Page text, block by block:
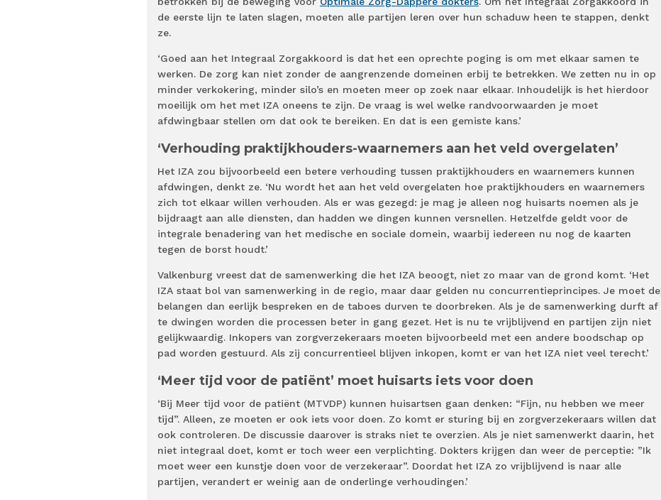
de eerste lijn te laten slagen, moeten alle partijen leren over hun schaduw heen te stappen, denkt
ze.
‘Goed aan het Integraal Zorgakkoord is dat het een oprechte poging is om met elkaar samen te
werken. De zorg kan niet zonder de aangrenzende domeinen erbij te betrekken. We zetten nu in op
minder verkokering, minder silo’s en moeten meer op zoek naar elkaar. Inhoudelijk is het hierdoor
moeilijk om het met IZA oneens te zijn. De vraag is wel welke randvoorwaarden je moet
afdwingbaar stellen om dat ook te bereiken. En dat is een gemiste kans.’
‘Verhouding praktijkhouders-waarnemers aan het veld overgelaten’
Het IZA zou bijvoorbeeld een betere verhouding tussen praktijkhouders en waarnemers kunnen
afdwingen, denkt ze. ‘Nu wordt het aan het veld overgelaten hoe praktijkhouders en waarnemers
zich tot elkaar willen verhouden. Als er was gezegd: je mag je alleen nog huisarts noemen als je
bijdraagt aan alle diensten, dan hadden we dingen kunnen versnellen. Hetzelfde geldt voor de
integrale benadering van het medische en sociale domein, waarbij iedereen nu nog de kaarten
tegen de borst houdt.’
Valkenburg vreest dat de samenwerking die het IZA beoogt, niet zo maar van de grond komt. ‘Het
IZA staat bol van samenwerking in de regio, maar daar gelden nu concurrentieprincipes. Je moet de
belangen dan eerlijk bespreken en de taboes durven te doorbreken. Als je de samenwerking durft af
te dwingen worden die processen beter in gang gezet. Het is nu te vrijblijvend en partijen zijn niet
gelijkwaardig. Inkopers van zorgverzekeraars moeten bijvoorbeeld met een andere boodschap op
pad worden gestuurd. Als zij concurrentieel blijven inkopen, komt er van het IZA niet veel terecht.’
‘Meer tijd voor de patiënt’ moet huisarts iets voor doen
‘Bij Meer tijd voor de patiënt (MTVDP) kunnen huisartsen gaan denken: “Fijn, nu hebben we meer
tijd”. Alleen, ze moeten er ook iets voor doen. Zo komt er sturing bij en zorgverzekeraars willen dat
ook controleren. De discussie daarover is straks niet te overzien. Als je niet samenwerkt daarin, het
niet integraal doet, komt er toch weer een verplichting. Dokters krijgen dan weer de perceptie: ”Ik
moet weer een kunstje doen voor de verzekeraar”. Doordat het IZA zo vrijblijvend is naar alle
partijen, verandert er weinig aan de onderlinge verhoudingen.’